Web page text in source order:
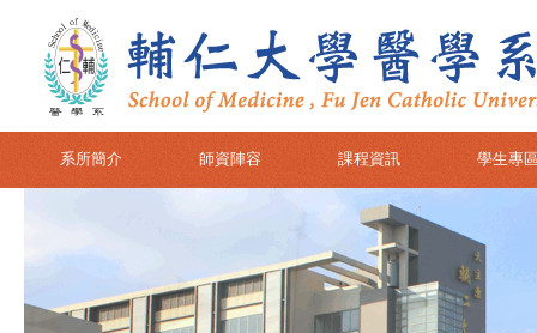
系所簡介 師資陣容 課程資訊 學生專